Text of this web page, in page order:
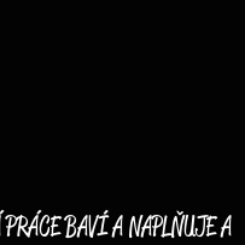
BAVÍ A NAPLŇUJE A